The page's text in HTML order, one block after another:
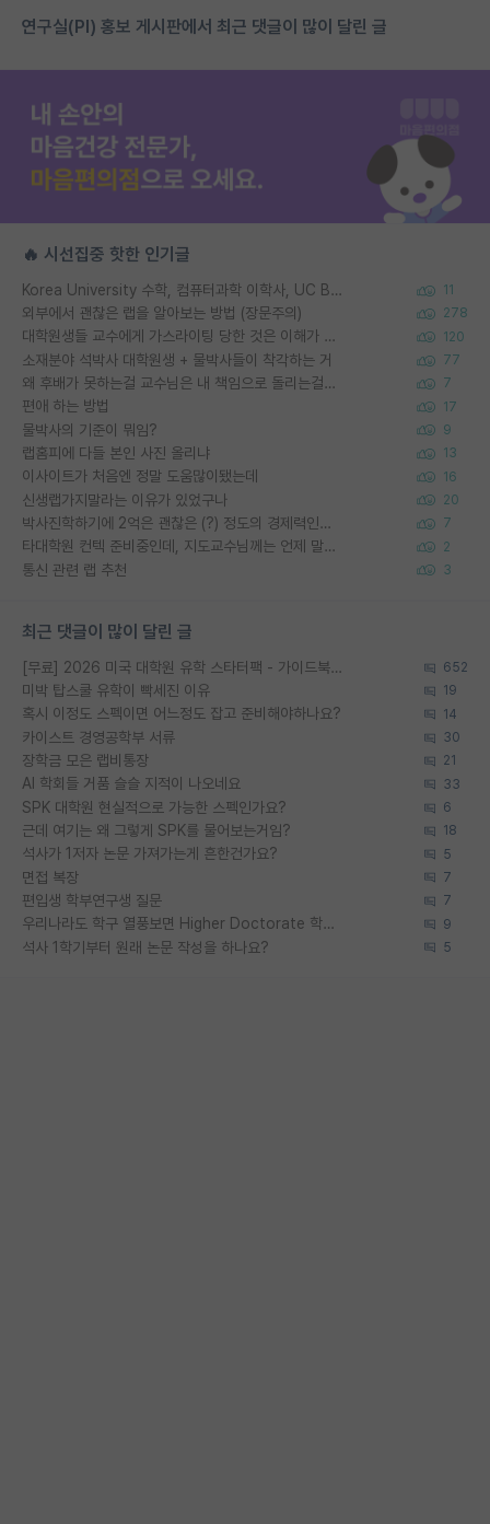
연구실(PI) 홍보 게시판에서 최근 댓글이 많이 달린 글
🔥 시선집중 핫한 인기글
Korea University 수학, 컴퓨터과학 이학사, UC Berkeley 산업공학 대학원 공학박사가 되는 것은 쉽지 않겠죠? 11
외부에서 괜찮은 랩을 알아보는 방법 (장문주의) 278
대학원생들 교수에게 가스라이팅 당한 것은 이해가 갑니다. 안타깝네요. 120
소재분야 석박사 대학원생 + 물박사들이 착각하는 거 77
왜 후배가 못하는걸 교수님은 내 책임으로 돌리는걸까요? 7
편애 하는 방법 17
물박사의 기준이 뭐임? 9
랩홈피에 다들 본인 사진 올리냐 13
이사이트가 처음엔 정말 도움많이됐는데 16
신생랩가지말라는 이유가 있었구나 20
박사진학하기에 2억은 괜찮은 (?) 정도의 경제력인가요 7
타대학원 컨텍 준비중인데, 지도교수님께는 언제 말씀드려야 할까요? 2
통신 관련 랩 추천 3
최근 댓글이 많이 달린 글
[무료] 2026 미국 대학원 유학 스타터팩 - 가이드북 & 합격자 컨택메일 템플릿 652
미박 탑스쿨 유학이 빡세진 이유 19
혹시 이정도 스펙이면 어느정도 잡고 준비해야하나요? 14
카이스트 경영공학부 서류 30
장학금 모은 랩비통장 21
AI 학회들 거품 슬슬 지적이 나오네요 33
SPK 대학원 현실적으로 가능한 스펙인가요? 6
근데 여기는 왜 그렇게 SPK를 물어보는거임? 18
석사가 1저자 논문 가져가는게 흔한건가요? 5
면접 복장 7
편입생 학부연구생 질문 7
우리나라도 학구 열풍보면 Higher Doctorate 학위가 필요하다고 봅니다. 9
석사 1학기부터 원래 논문 작성을 하나요? 5